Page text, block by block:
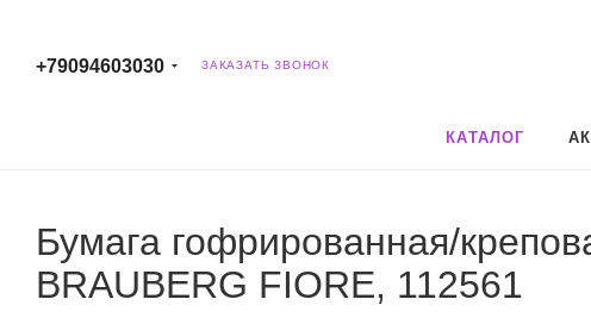
+79094603030 ЗАКАЗАТЬ ЗВОНОК
КАТАЛОГ
Бумага гофрированная/
BRAUBERG FIORE, 112561